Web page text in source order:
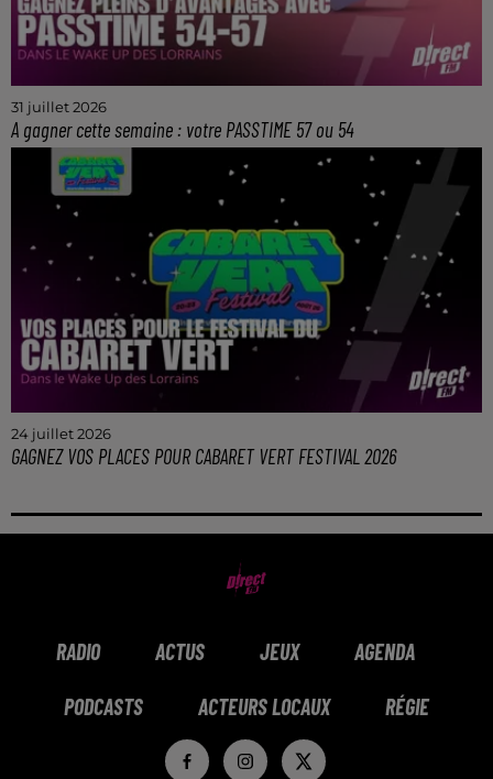
31 juillet 2026
A gagner cette semaine : votre PASSTIME 57 ou 54
La solution pour faire des économies lors de vos
achats et de vos sorties dans le 54 et 57.
24 juillet 2026
GAGNEZ VOS PLACES POUR CABARET VERT FESTIVAL 2026
Cabaret Vert 2026 dans le Wake Up de l'Été !
RADIO ACTUS JEUX AGENDA
PODCASTS ACTEURS LOCAUX RÉGIE